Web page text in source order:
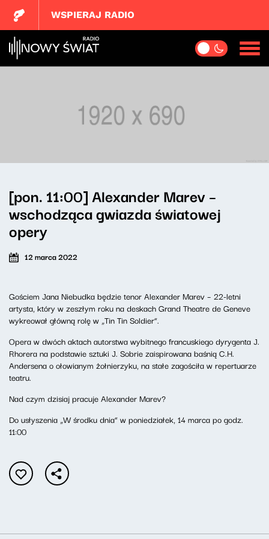
WSPIERAJ RADIO
[pon. 11:00] Alexander Marev –
wschodząca gwiazda światowej
opery
12 marca 2022
Gościem Jana Niebudka będzie tenor Alexander Marev – 22-letni
artysta, który w zeszłym roku na deskach Grand Theatre de Geneve
wykreował główną rolę w „Tin Tin Soldier”.
Opera w dwóch aktach autorstwa wybitnego francuskiego dyrygenta J.
Rhorera na podstawie sztuki J. Sobrie zaispirowana baśnią C.H.
Andersena o ołowianym żołnierzyku, na stałe zagościła w repertuarze
teatru.
Nad czym dzisiaj pracuje Alexander Marev?
Do usłyszenia „W środku dnia” w poniedziałek, 14 marca po godz.
11:00